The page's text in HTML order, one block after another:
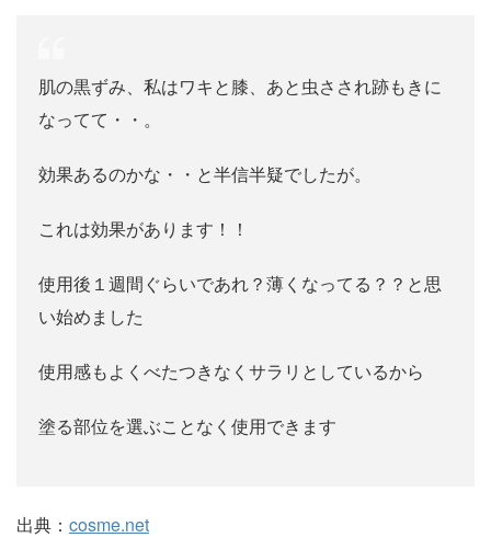
肌の黒ずみ、私はワキと膝、あと虫さされ跡もきに
なってて・・。
効果あるのかな・・と半信半疑でしたが。
これは効果があります！！
使用後１週間ぐらいであれ？薄くなってる？？と思
い始めました
使用感もよくべたつきなくサラリとしているから
塗る部位を選ぶことなく使用できます
出典： cosme.net